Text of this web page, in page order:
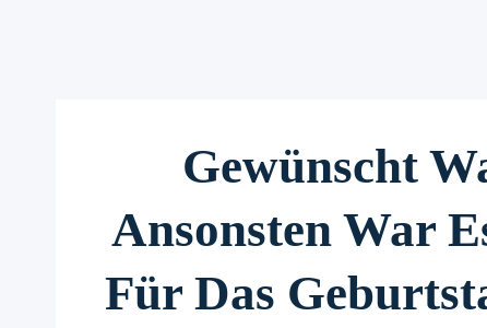
Gewünscht
Ansonsten War
Für Das